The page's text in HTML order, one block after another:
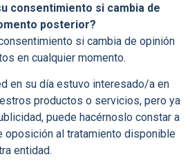
consentimiento si cambia de
posterior?
si cambia de opinión
en cualquier momento.
en su día estuvo interesado/a en
productos o servicios, pero ya
puede hacérnoslo constar a
oposición al tratamiento disponible
entidad.